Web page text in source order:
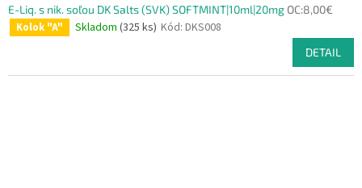
E-Liq. s nik. soľou DK Salts (SVK) SOFTMINT|10ml|20mg OC:8,00€
Kolok "A" Skladom (325 ks) Kód: DKS008
DETAIL